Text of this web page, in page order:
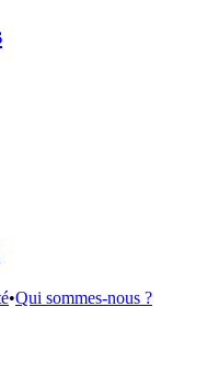
•Qui sommes-nous ?
TV :
une